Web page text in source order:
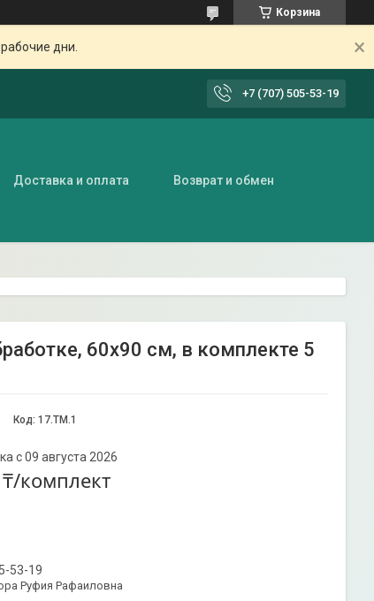
Корзина
дни.
+7 (707) 505-53-19
Доставка и оплата Возврат и обмен
60х90 см, в комплекте 5
Код: 17.ТМ.1
с 09 августа 2026
комплект
53-19
Руфия Рафаиловна